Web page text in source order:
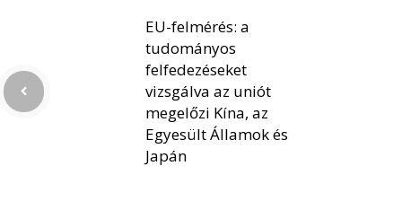
EU-felmérés: a
tudományos
felfedezéseket
vizsgálva az uniót
megelőzi Kína, az
Egyesült Államok és
Japán